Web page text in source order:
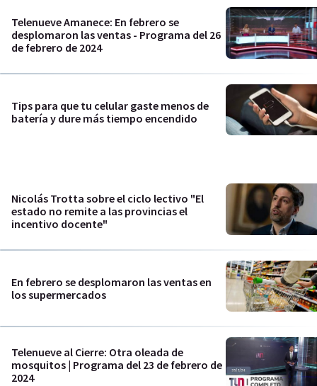
Telenueve Amanece: En febrero se
desplomaron las ventas - Programa del 26
de febrero de 2024
Tips para que tu celular gaste menos de
batería y dure más tiempo encendido
Nicolás Trotta sobre el ciclo lectivo "El
estado no remite a las provincias el
incentivo docente"
En febrero se desplomaron las ventas en
los supermercados
Telenueve al Cierre: Otra oleada de
mosquitos | Programa del 23 de febrero de
2024